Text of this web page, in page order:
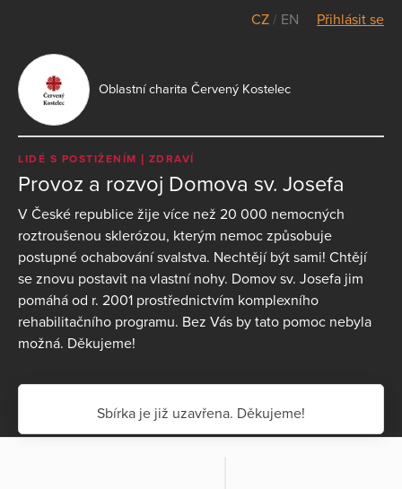
CZ / EN Přihlásit se
Oblastní charita Červený Kostelec
LIDÉ S POSTIŽENÍM ZDRAVÍ
Provoz a rozvoj Domova sv. Josefa
V České republice žije více než 20 000 nemocných
roztroušenou sklerózou, kterým nemoc způsobuje
postupné ochabování svalstva. Nechtějí být sami! Chtějí
se znovu postavit na vlastní nohy. Domov sv. Josefa jim
pomáhá od r. 2001 prostřednictvím komplexního
rehabilitačního programu. Bez Vás by tato pomoc nebyla
možná. Děkujeme!
Sbírka je již uzavřena. Děkujeme!